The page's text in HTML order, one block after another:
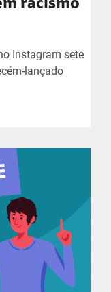
racismo
Instagram sete
lançado